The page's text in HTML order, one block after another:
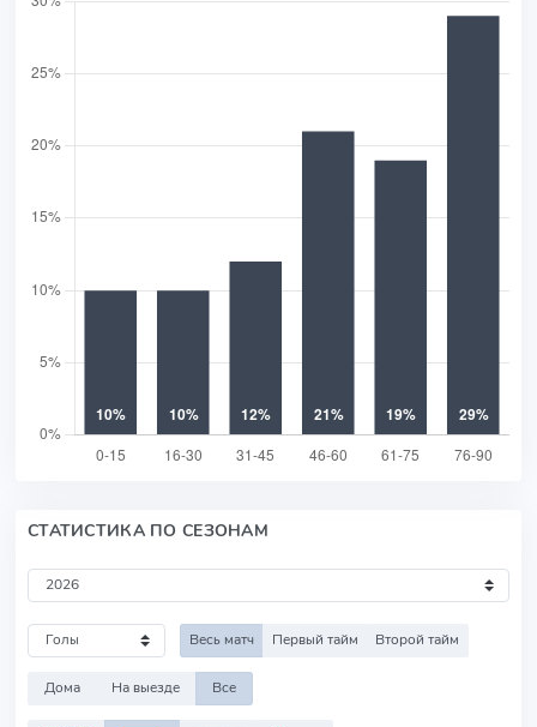
СТАТИСТИКА ПО СЕЗОНАМ
Весь матч Первый тайм Второй тайм
Дома На выезде Все